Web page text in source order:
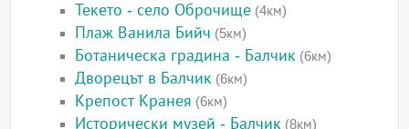
Текето - село Оброчище (4км)
Плаж Ванила Бийч (5км)
Ботаническа градина - Балчик (6км)
Дворецът в Балчик (6км)
Крепост Кранея (6км)
Исторически музей - Балчик (8км)